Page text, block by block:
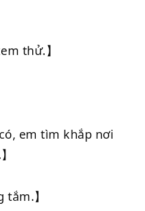
thử.】
em tìm khắp nơi
】